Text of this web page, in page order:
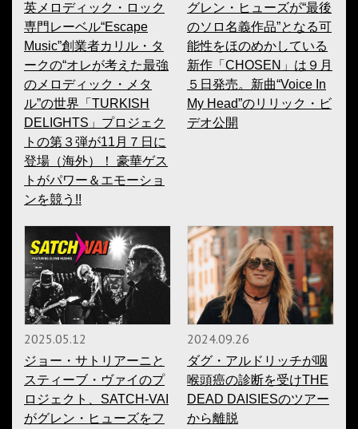
英メロディック・ロック
専門レーベル“Escape
Music”創業者カリル・タ
ークの“オレが考えた最強
のメロディック・メタ
ル”の世界「TURKISH
DELIGHTS」プロジェク
トの第３弾が11月７日に
登場（海外）！ 豪華ゲス
トがパワー＆エモーショ
ンを競う!!
グレン・ヒューズが“最後
のソロ名義作品”となる可
能性をほのめかしている
新作「CHOSEN」は９月
５日発売。新曲“Voice In
My Head”のリリック・ビ
デオ公開
2025.05.12
ジョー・サトリアーニと
スティーブ・ヴァイのプ
ロジェクト、SATCH-VAI
がグレン・ヒューズをフ
2024.09.26
ダグ・アルドリッチが咽
喉頭癌の診断を受けTHE
DEAD DAISIESのツアー
から離脱